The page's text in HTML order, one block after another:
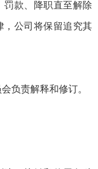
罚款、降职直至解除
，公司将保留追究其
负责解释和修订。